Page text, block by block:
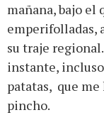
mañana, bajo el
emperifolladas,
su traje
instante,
patatas, que
pincho.